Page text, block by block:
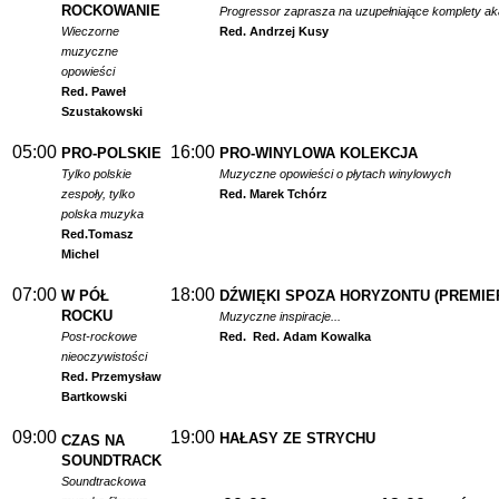
ROCKOWANIE
Wieczorne
muzyczne
opowieści
Red. Paweł
Szustakowski
Progressor zaprasza na uzupełniające komplety
Red. Andrzej Kusy
05:00 PRO-POLSKIE
Tylko polskie
zespoły, tylko
polska muzyka
Red.Tomasz
Michel
16:00 PRO-WINYLOWA KOLEKCJA
Muzyczne opowieści o płytach winylowych
Red. Marek Tchórz
07:00 W PÓŁ
ROCKU
Post-rockowe
nieoczywistości
Red. Przemysław
Bartkowski
18:00 DŹWIĘKI SPOZA HORYZONTU
Muzyczne inspiracje...
Red. Red. Adam Kowalka
09:00 CZAS NA
SOUNDTRACK
Soundtrackowa
19:00 HAŁASY ZE STRYCHU